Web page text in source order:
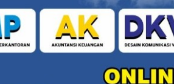
nilai-nilai Islam mewarnai
Muhammadiyah 1 Ajibarang y